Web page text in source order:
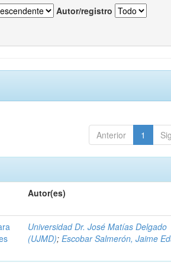
Autor/registro
Anterior 1
Autor(es)
Universidad Dr. José Matías Delgado
(UJMD);Escobar Salmerón, Jaime